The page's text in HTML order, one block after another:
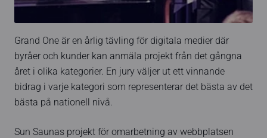
Grand One är en årlig tävling för digitala medier där
byråer och kunder kan anmäla projekt från det gångna
året i olika kategorier. En jury väljer ut ett vinnande
bidrag i varje kategori som representerar det bästa av det
bästa på nationell nivå.
Sun Saunas projekt för omarbetning av webbplatsen